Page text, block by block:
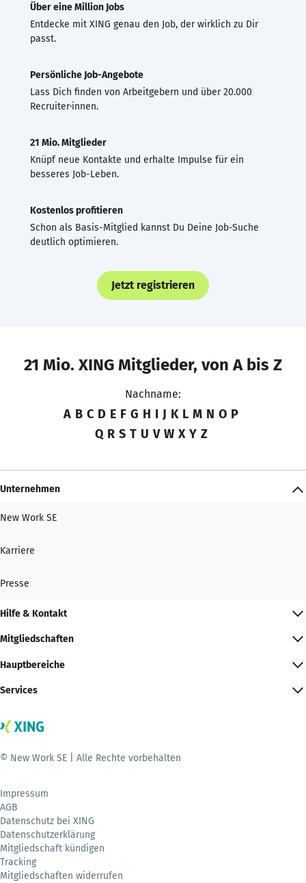
Über eine Million Jobs
Entdecke mit XING genau den Job, der wirklich zu Dir
passt.
Persönliche Job-Angebote
Lass Dich finden von Arbeitgebern und über 20.000
Recruiter·innen.
21 Mio. Mitglieder
Knüpf neue Kontakte und erhalte Impulse für ein
besseres Job-Leben.
Kostenlos profitieren
Schon als Basis-Mitglied kannst Du Deine Job-Suche
deutlich optimieren.
Jetzt registrieren
21 Mio. XING Mitglieder, von A bis Z
Nachname:
A B C D E F G H I J K L M N O P
Q R S T U V W X Y Z
Unternehmen
New Work SE
Karriere
Presse
Hilfe & Kontakt
Mitgliedschaften
Hauptbereiche
Services
© New Work SE | Alle Rechte vorbehalten
Impressum
AGB
Datenschutz bei XING
Datenschutzerklärung
Mitgliedschaft kündigen
Tracking
Mitgliedschaften widerrufen